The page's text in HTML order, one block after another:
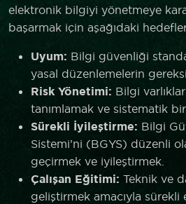
elektronik bilgiyi yönetmeye
başarmak için aşağıdaki
Uyum: Bilgi güvenliği
yasal düzenlemelerin
Risk Yönetimi: Bilgi
tanımlamak ve sistematik
Sürekli İyileştirme: Bilgi
Sistemi’ni (BGYS) düzenli
geçirmek ve iyileştirmek.
Çalışan Eğitimi: Teknik ve
geliştirmek amacıyla